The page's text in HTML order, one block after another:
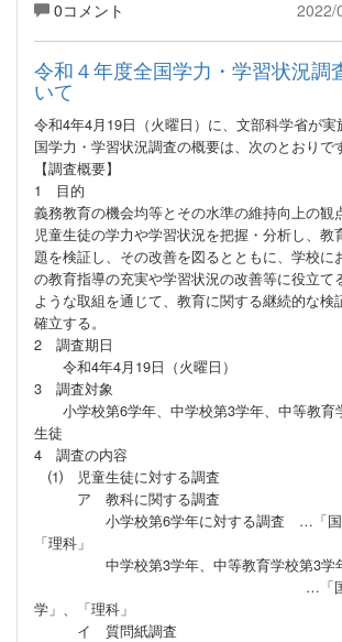
0コメント 2022/
令和４年度全国学力・学習状況調
いて
令和4年4月19日（火曜日）に、文部科学省が
国学力・学習状況調査の概要は、次のとおりで
【調査概要】
1 目的
義務教育の機会均等とその水準の維持向上の観
児童生徒の学力や学習状況を把握・分析し、教
題を検証し、その改善を図るとともに、学校に
の教育指導の充実や学習状況の改善等に役立て
ような取組を通じて、教育に関する継続的な検
確立する。
2 調査期日
令和4年4月19日（火曜日）
3 調査対象
小学校第6学年、中学校第3学年、中等教育
生徒
4 調査の内容
⑴ 児童生徒に対する調査
ア 教科に関する調査
小学校第6学年に対する調査 …「国語
「理科」
中学校第3学年、中等教育学校第3学年
…「国語」、
学」、「理科」
イ 質問紙調査